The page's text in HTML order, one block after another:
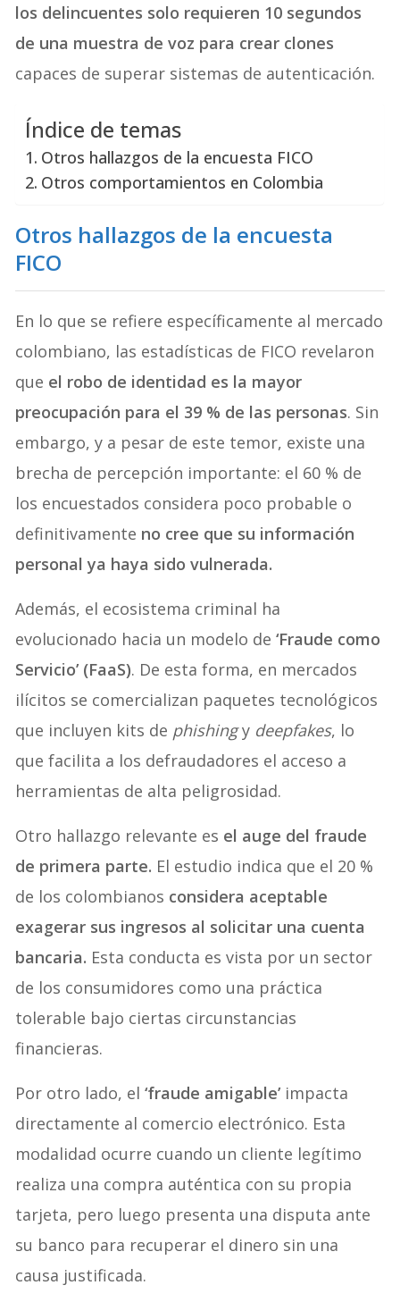
los delincuentes solo requieren 10 segundos
de una muestra de voz para crear clones
capaces de superar sistemas de autenticación.
Índice de temas
Otros hallazgos de la encuesta FICO
Otros comportamientos en Colombia
Otros hallazgos de la encuesta
FICO
En lo que se refiere específicamente al mercado
colombiano, las estadísticas de FICO revelaron
que el robo de identidad es la mayor
preocupación para el 39 % de las personas. Sin
embargo, y a pesar de este temor, existe una
brecha de percepción importante: el 60 % de
los encuestados considera poco probable o
definitivamente no cree que su información
personal ya haya sido vulnerada.
Además, el ecosistema criminal ha
evolucionado hacia un modelo de ‘Fraude como
Servicio’ (FaaS). De esta forma, en mercados
ilícitos se comercializan paquetes tecnológicos
que incluyen kits de phishingy deepfakes, lo
que facilita a los defraudadores el acceso a
herramientas de alta peligrosidad.
Otro hallazgo relevante es el auge del fraude
de primera parte. El estudio indica que el 20 %
de los colombianos considera aceptable
exagerar sus ingresos al solicitar una cuenta
bancaria. Esta conducta es vista por un sector
de los consumidores como una práctica
tolerable bajo ciertas circunstancias
financieras.
Por otro lado, el‘fraude amigable’ impacta
directamente al comercio electrónico. Esta
modalidad ocurre cuando un cliente legítimo
realiza una compra auténtica con su propia
tarjeta, pero luego presenta una disputa ante
su banco para recuperar el dinero sin una
causa justificada.